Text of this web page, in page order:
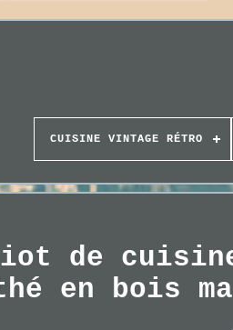
CUISINE VINTAGE RÉTRO
de
en bois